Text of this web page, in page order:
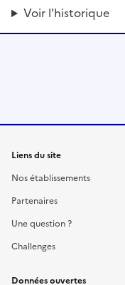
Voir l'historique
Liens du site
Nos établissements
Partenaires
Une question ?
Challenges
Données ouvertes